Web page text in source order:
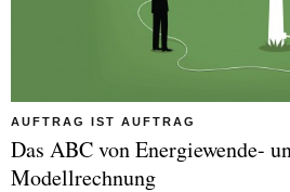
AUFTRAG IST AUFTRAG
Das ABC von Energiewende-
Modellrechnung